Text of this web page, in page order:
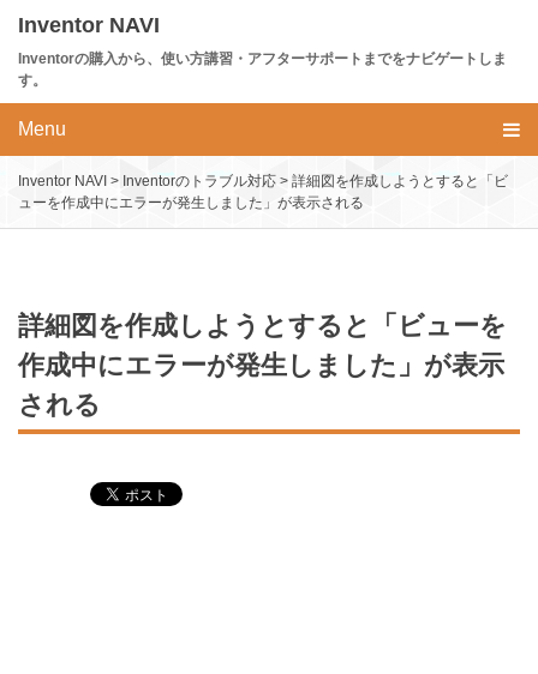
content
Inventor NAVI
Inventorの購入から、使い方講習・アフターサポートまでをナビゲートしま
す。
Menu
Inventor NAVI > Inventorのトラブル対応 > 詳細図を作成しようとすると「ビ
ューを作成中にエラーが発生しました」が表示される
詳細図を作成しようとすると「ビューを
作成中にエラーが発生しました」が表示
される